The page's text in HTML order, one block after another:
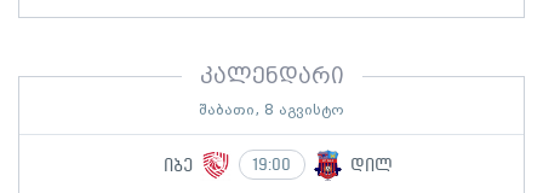
კალენდარი
შაბათი, 8 აგვისტო
იბე 19:00 დილ